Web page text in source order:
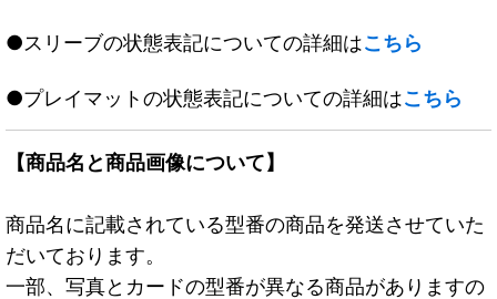
●スリーブの状態表記についての詳細はこちら
●プレイマットの状態表記についての詳細はこちら
【商品名と商品画像について】
商品名に記載されている型番の商品を発送させていた
だいております。
一部、写真とカードの型番が異なる商品がありますの